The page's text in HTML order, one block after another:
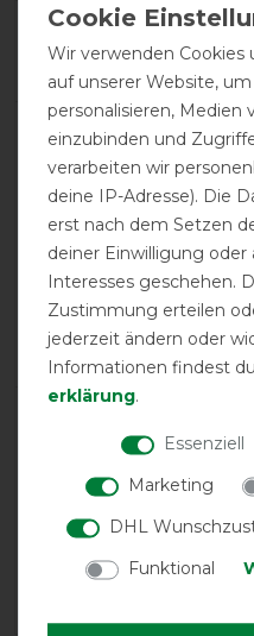
calculated
Positive
Neutral
Negative
31.01.2026
Konnte ihn noch nicht
kalt (da brauchts den
Sitz absolut begeistert,
Gummis an den
Wir verwenden Cookies
auf unserer Website,
personalisieren, Medien
einzubinden und
verarbeiten wir
deine IP-Adresse). Die
erst nach dem Setzen
deiner Einwilligung
Interesses geschehen.
Zustimmung erteilen
jederzeit ändern oder
Informationen findest
erklärung.
Essenziell
Marketing
DHL
Funktional